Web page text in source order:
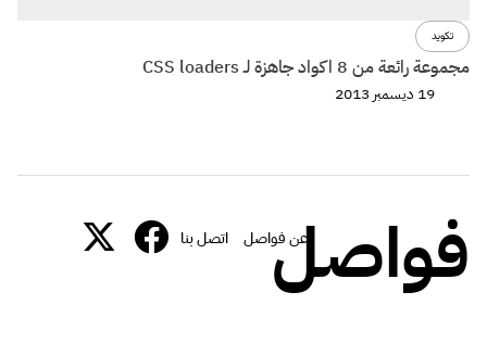
تكويد
مجموعة رائعة من 8 اكواد جاهزة لـ CSS loaders
19 ديسمبر 2013
فواصل
عن فواصل اتصل بنا